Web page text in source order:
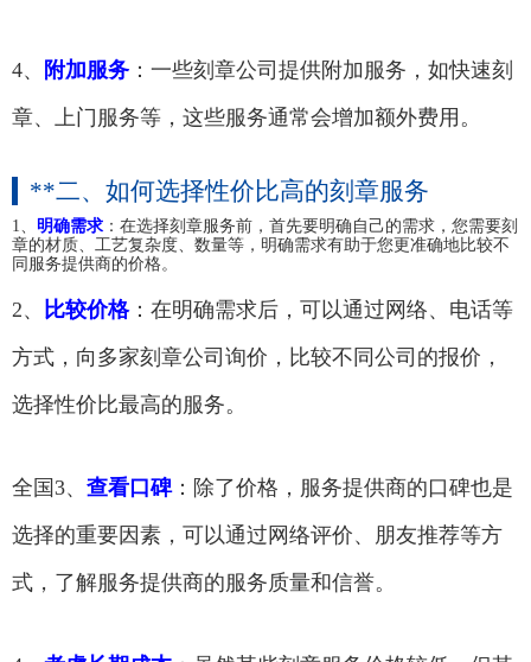
4、 附加服务 ：一些刻章公司提供附加服务，如快速刻
章、上门服务等，这些服务通常会增加额外费用。
**二、如何选择性价比高的刻章服务
1、 明确需求 ：在选择刻章服务前，首先要明确自己的需求，您需要刻
章的材质、工艺复杂度、数量等，明确需求有助于您更准确地比较不
同服务提供商的价格。
2、 比较价格：在明确需求后，可以通过网络、电话等
方式，向多家刻章公司询价，比较不同公司的报价，
选择性价比最高的服务。
全国3、 查看口碑：除了价格，服务提供商的口碑也是
选择的重要因素，可以通过网络评价、朋友推荐等方
式，了解服务提供商的服务质量和信誉。